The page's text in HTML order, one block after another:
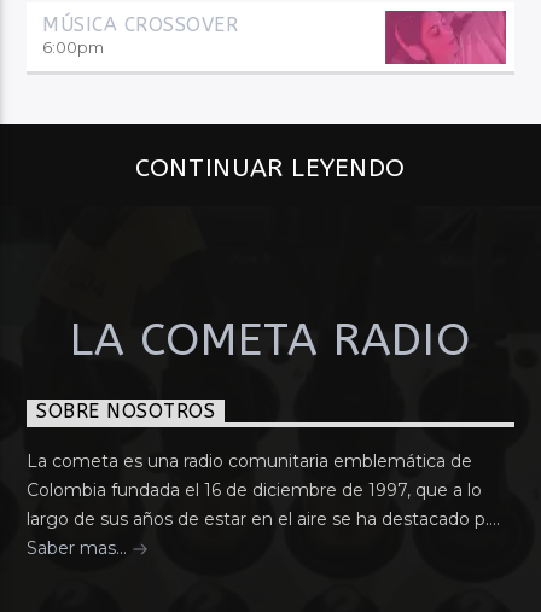
MÚSICA CROSSOVER
6:00pm
CONTINUAR LEYENDO
LA COMETA RADIO
SOBRE NOSOTROS
La cometa es una radio comunitaria emblemática de
Colombia fundada el 16 de diciembre de 1997, que a lo
largo de sus años de estar en el aire se ha destacado p....
Saber mas...